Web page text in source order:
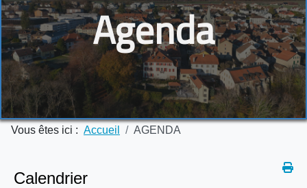
Agenda
Vous êtes ici : Accueil AGENDA
Calendrier